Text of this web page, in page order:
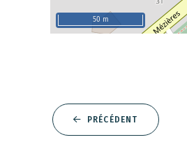
50 m
PRÉCÉDENT